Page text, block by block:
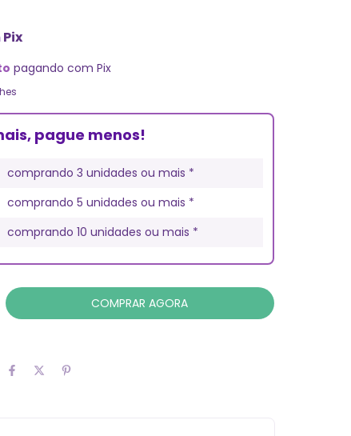
Pix
pagando com Pix
pague menos!
comprando 3 unidades ou mais *
comprando 5 unidades ou mais *
comprando 10 unidades ou mais *